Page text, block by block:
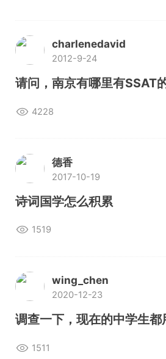
charlenedavid
2012-9-24
请问，南京有哪里有SSAT
4228
德香
2017-10-19
诗词国学怎么积累
1519
wing_chen
2020-12-23
调查一下，现在的中学生都
1511